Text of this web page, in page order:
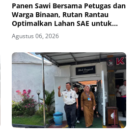
Panen Sawi Bersama Petugas dan
Warga Binaan, Rutan Rantau
Optimalkan Lahan SAE untuk
Pembinaan Kemandirian
Agustus 06, 2026